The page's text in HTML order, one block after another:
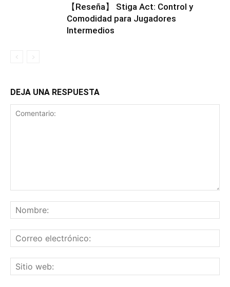
【Reseña】 Stiga Act: Control y
Comodidad para Jugadores
Intermedios
DEJA UNA RESPUESTA